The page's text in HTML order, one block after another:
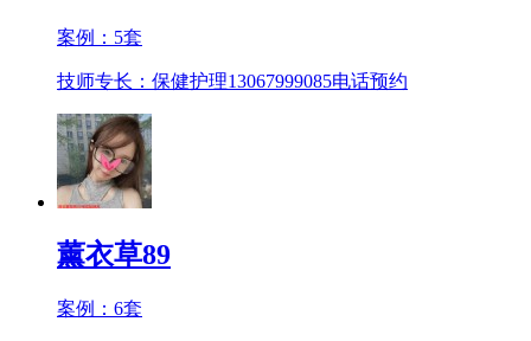
案例： 5套
技师专长：保健护理13067999085电话预约
薰衣草89
案例： 6套